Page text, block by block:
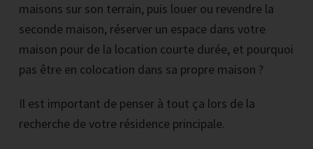
maisons sur son terrain, puis louer ou revendre la
seconde maison, réserver un espace dans votre
maison pour de la location courte durée, et pourquoi
pas être en colocation dans sa propre maison ?
Il est important de penser à tout ça lors de la
recherche de votre résidence principale.